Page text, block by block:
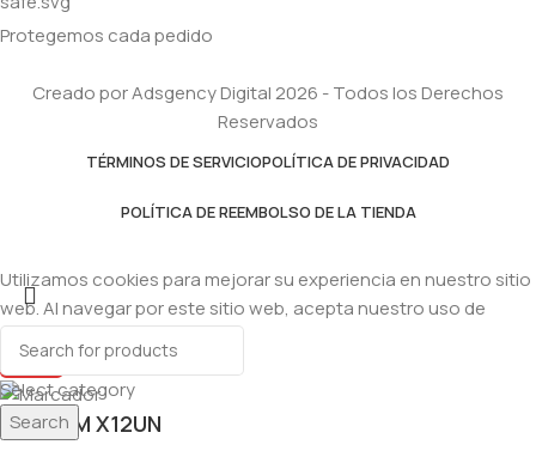
Protegemos cada pedido
Creado por Adsgency Digital 2026 - Todos los Derechos
Reservados
TÉRMINOS DE SERVICIOPOLÍTICA DE PRIVACIDAD
POLÍTICA DE REEMBOLSO DE LA TIENDA
Select category
Search
Utilizamos cookies para mejorar su experiencia en nuestro sitio
web. Al navegar por este sitio web, acepta nuestro uso de
cookies.
Accept
PH 200M X12UN